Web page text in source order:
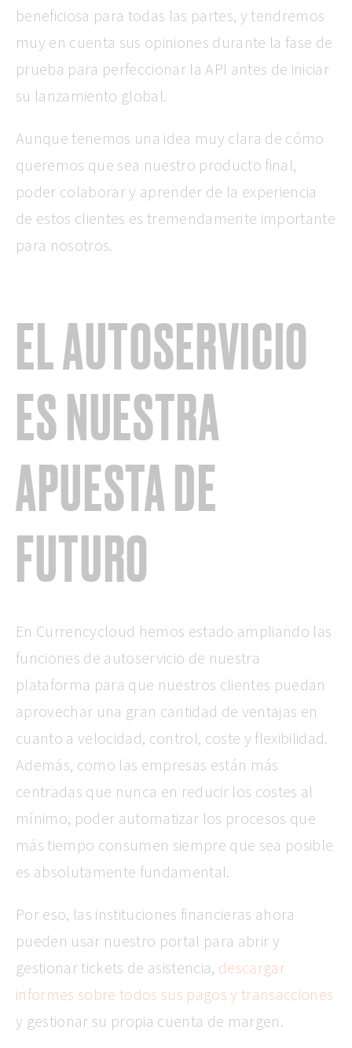
beneficiosa para todas las partes, y tendremos
muy en cuenta sus opiniones durante la fase de
prueba para perfeccionar la API antes de iniciar
su lanzamiento global.
Aunque tenemos una idea muy clara de cómo
queremos que sea nuestro producto final,
poder colaborar y aprender de la experiencia
de estos clientes es tremendamente importante
para nosotros.
EL AUTOSERVICIO
ES NUESTRA
APUESTA DE
FUTURO
En Currencycloud hemos estado ampliando las
funciones de autoservicio de nuestra
plataforma para que nuestros clientes puedan
aprovechar una gran cantidad de ventajas en
cuanto a velocidad, control, coste y flexibilidad.
Además, como las empresas están más
centradas que nunca en reducir los costes al
mínimo, poder automatizar los procesos que
más tiempo consumen siempre que sea posible
es absolutamente fundamental.
Por eso, las instituciones financieras ahora
pueden usar nuestro portal para abrir y
gestionar tickets de asistencia, descargar
informes sobre todos sus pagos y transacciones
y gestionar su propia cuenta de margen.